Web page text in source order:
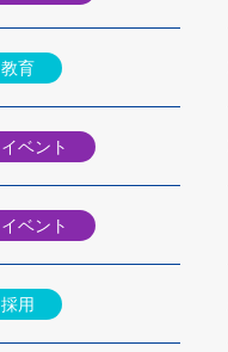
教育
イベント
イベント
採用